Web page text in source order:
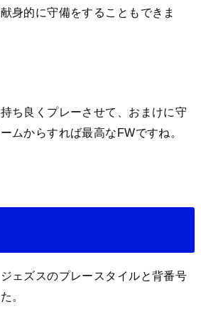
身的に守備をすることもできま
ち良くプレーさせて、おまけに守
ムからすれば最高なFWですね。
ェズスのプレースタイルと背番号
。